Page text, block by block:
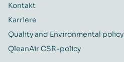
Kontakt
Karriere
Quality and Environmental policy
QleanAir CSR-policy